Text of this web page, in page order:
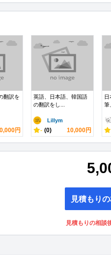
翻訳を
円
英語、日本語、韓国語
の翻訳をし...
Lillym
- (0) 10,000円
日
筆
見積もり
見積もりの相談